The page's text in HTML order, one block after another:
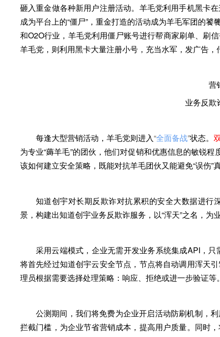
砸入重金做各种新用户注册活动。羊毛党利用手机黑卡
成为平台上的“僵尸”，重金打造的活动成为羊毛军团的饕
和O2O行业，羊毛党利用僵尸账号进行帮商家刷单、刷
羊毛党，则利用黑卡大量注册小号，充当水军，发广告，
营
业务反
每逢大型营销活动，羊毛党则进入“全面备战”状态。
为专业“薅羊毛”的团伙，他们对促销和优惠信息的敏锐
该如何建立安全策略，既能对抗羊毛团伙又能避免“误伤”
知道创宇对长期反欺诈对抗累积的安全大数据进
景，构建出知道创宇业务反欺诈服务，以“浑天”之名，为
采用云端模式 ，企业无需开发业务系统集成API，
将首先经过知道创宇云安全节点，节点将自动调用浑天
理员根据需要选择处理策略：响应、拒绝或进一步验证
公测期间，我们将免费为企业开启活动防刷机制，
拦截门槛，为企业节省营销成本，提高用户质量。同时